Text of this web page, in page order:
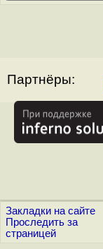
Партнёры:
Закладки на сайте
Проследить за
страницей